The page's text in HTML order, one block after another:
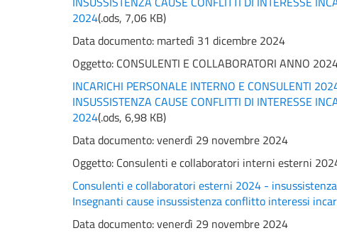
2024(.ods, 7,06 KB)
Data documento: martedì 31 dicembre 2024
Oggetto: CONSULENTI E COLLABORATORI ANNO
INCARICHI PERSONALE INTERNO E CONSULENTI
INSUSSISTENZA CAUSE CONFLITTI DI INTERESSE
2024(.ods, 6,98 KB)
Data documento: venerdì 29 novembre 2024
Oggetto: Consulenti e collaboratori interni esterni
Consulenti e collaboratori esterni 2024 -
Insegnanti cause insussistenza conflitto interessi
Data documento: venerdì 29 novembre 2024